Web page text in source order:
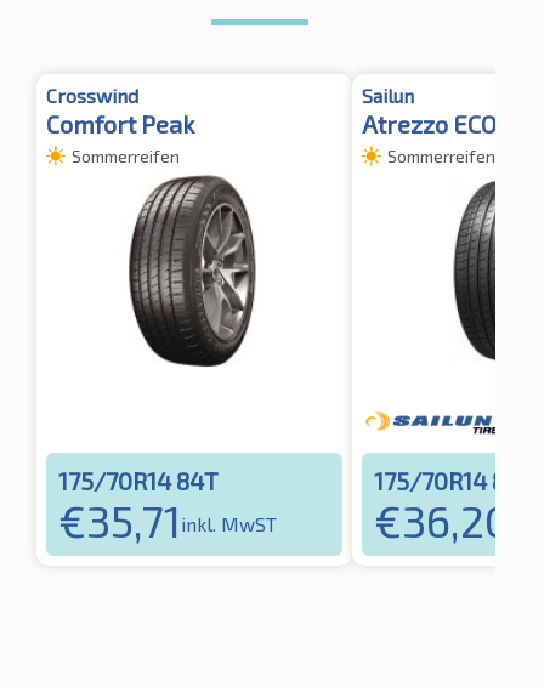
Crosswind
Comfort Peak
Sommerreifen
175/70R14 84T
€35,71 inkl. MwST
Sailun
Atrezzo ECO
Sommerreifen
175/70R14 84T
€36,20